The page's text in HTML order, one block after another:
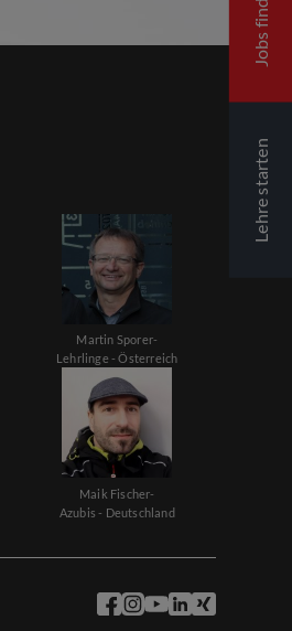
Martin Sporer-
Lehrlinge - Österreich
Maik Fischer-
Azubis - Deutschland
Jobs finden
Lehre starten